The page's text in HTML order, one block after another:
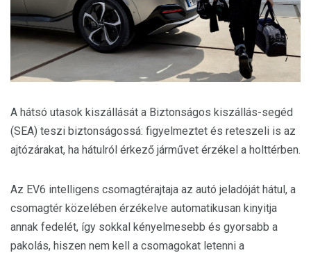
A hátsó utasok kiszállását a Biztonságos kiszállás-segéd
(SEA) teszi biztonságossá: figyelmeztet és reteszeli is az
ajtózárakat, ha hátulról érkező járművet érzékel a holttérben.
Az EV6 intelligens csomagtérajtaja az autó jeladóját hátul, a
csomagtér közelében érzékelve automatikusan kinyitja
annak fedelét, így sokkal kényelmesebb és gyorsabb a
pakolás, hiszen nem kell a csomagokat letenni a